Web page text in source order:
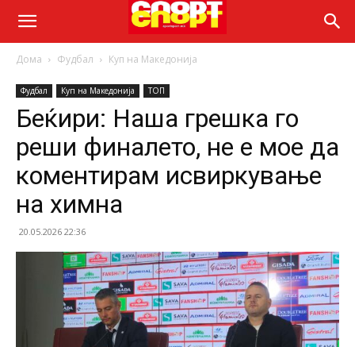
Дома Фудбал Куп на Македонија
Фудбал Куп на Македонија ТОП
Беќири: Наша грешка го
реши финалето, не е мое да
коментирам исвиркување
на химна
20.05.2026 22:36